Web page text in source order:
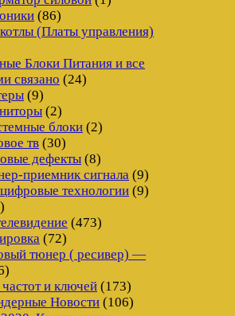
(86)
(Платы управления)
Блоки Питания и все
связано (24)
(9)
(2)
блоки (2)
тв (30)
дефекты (8)
приемник сигнала (9)
технологии (9)
(473)
(72)
тюнер ( ресивер) —
и ключей (173)
Новости (106)